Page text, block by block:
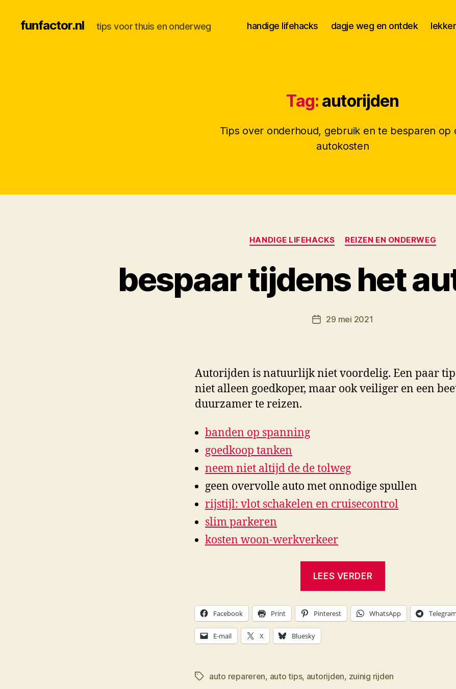
funfactor.nl tips voor thuis en onderweg handige lifehacks dagje weg en ontdek
Tag: autorijden
Tips over onderhoud, gebruik en te besparen op
autokosten
Categorieën
HANDIGE LIFEHACKS REIZEN EN ONDERWEG
bespaar tijdens het
Berichtauteur
D
r
Berichtdatum
29 mei 2021
Autorijden is natuurlijk niet voordelig. Een paar
niet alleen goedkoper, maar ook veiliger en een
duurzamer te reizen.
banden op spanning
goedkoop tanken
neem niet altijd de de tolweg
geen overvolle auto met onnodige spullen
rijstijl: vlot schakelen en cruisecontrol
slim parkeren
kosten woon-werkverkeer
LEES VERDER
autorijden”
Facebook Print Pinterest WhatsApp Telegram
E-mail X Bluesky
Tagsauto repareren, auto tips, autorijden, zuinig rijden